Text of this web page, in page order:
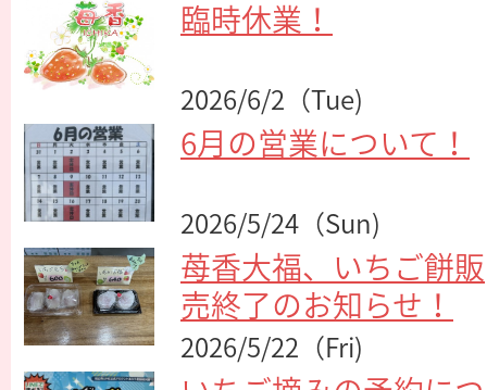
臨時休業！
2026/6/2（Tue)
6月の営業について！
2026/5/24（Sun)
苺香大福、いちご餅販
売終了のお知らせ！
2026/5/22（Fri)